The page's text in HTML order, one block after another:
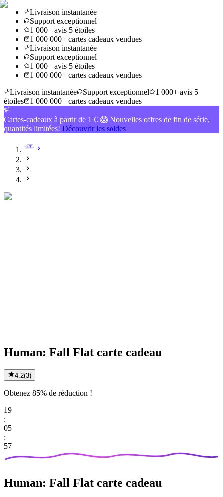
Livraison instantanée
Support exceptionnel
1 000+ avis 5 étoiles
1 000 000+ cartes cadeaux vendues
Livraison instantanée
Support exceptionnel
1 000+ avis 5 étoiles
1 000 000+ cartes cadeaux vendues
Livraison instantanée
Support exceptionnel
1 000+ avis 5
étoiles
1 000 000+ cartes cadeaux vendues
Cartes-cadeaux à partir de 1 € 😱 Nouvelles offres de fin de série,
quantités limitées! Découvrir les soldes
Human: Fall Flat carte cadeau
4.2(3)
Obtenez 85% de réduction !
19
:
05
:
57
Human: Fall Flat carte cadeau